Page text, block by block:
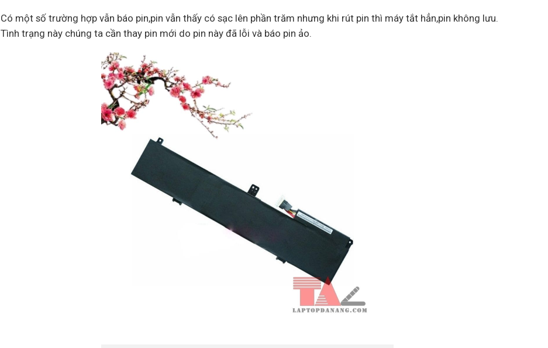
Có một số trường hợp vẫn báo pin,pin vẫn thấy có sạc lên phần trăm nhưng khi rút pin thì máy tắt hẳn,pin không lưu.
Tình trạng này chúng ta cần thay pin mới do pin này đã lỗi và báo pin ảo.